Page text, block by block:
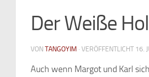
Der Weiße
VON TANGOYIM · VERÖFFENTLICHT 16.
Auch wenn Margot und Karl